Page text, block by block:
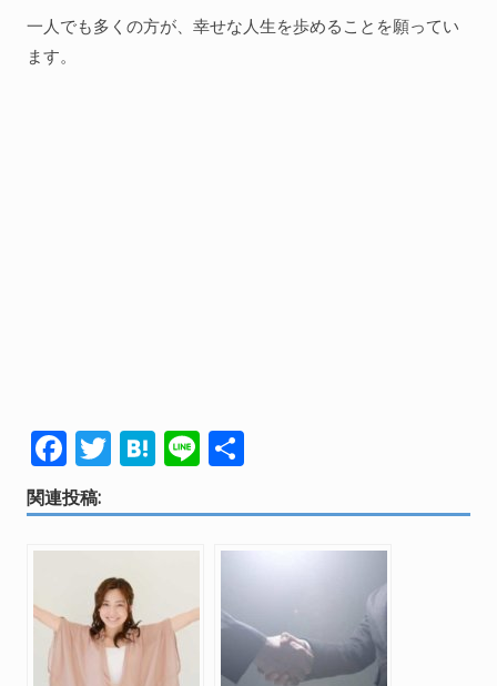
一人でも多くの方が、幸せな人生を歩めることを願ってい
ます。
F
ac
e
b
o
k
T
itt
er
H
e
n
Li
e
関連投稿: